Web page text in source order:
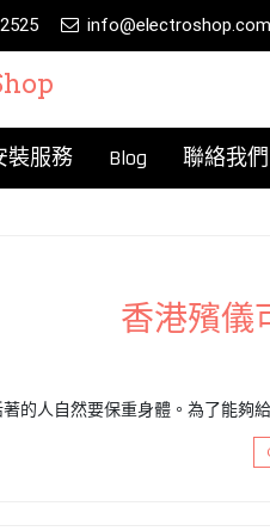
info@electroshop.com
裝服務 Blog 聯絡我們
香港殯儀
的人自然要保重身體。為了能夠